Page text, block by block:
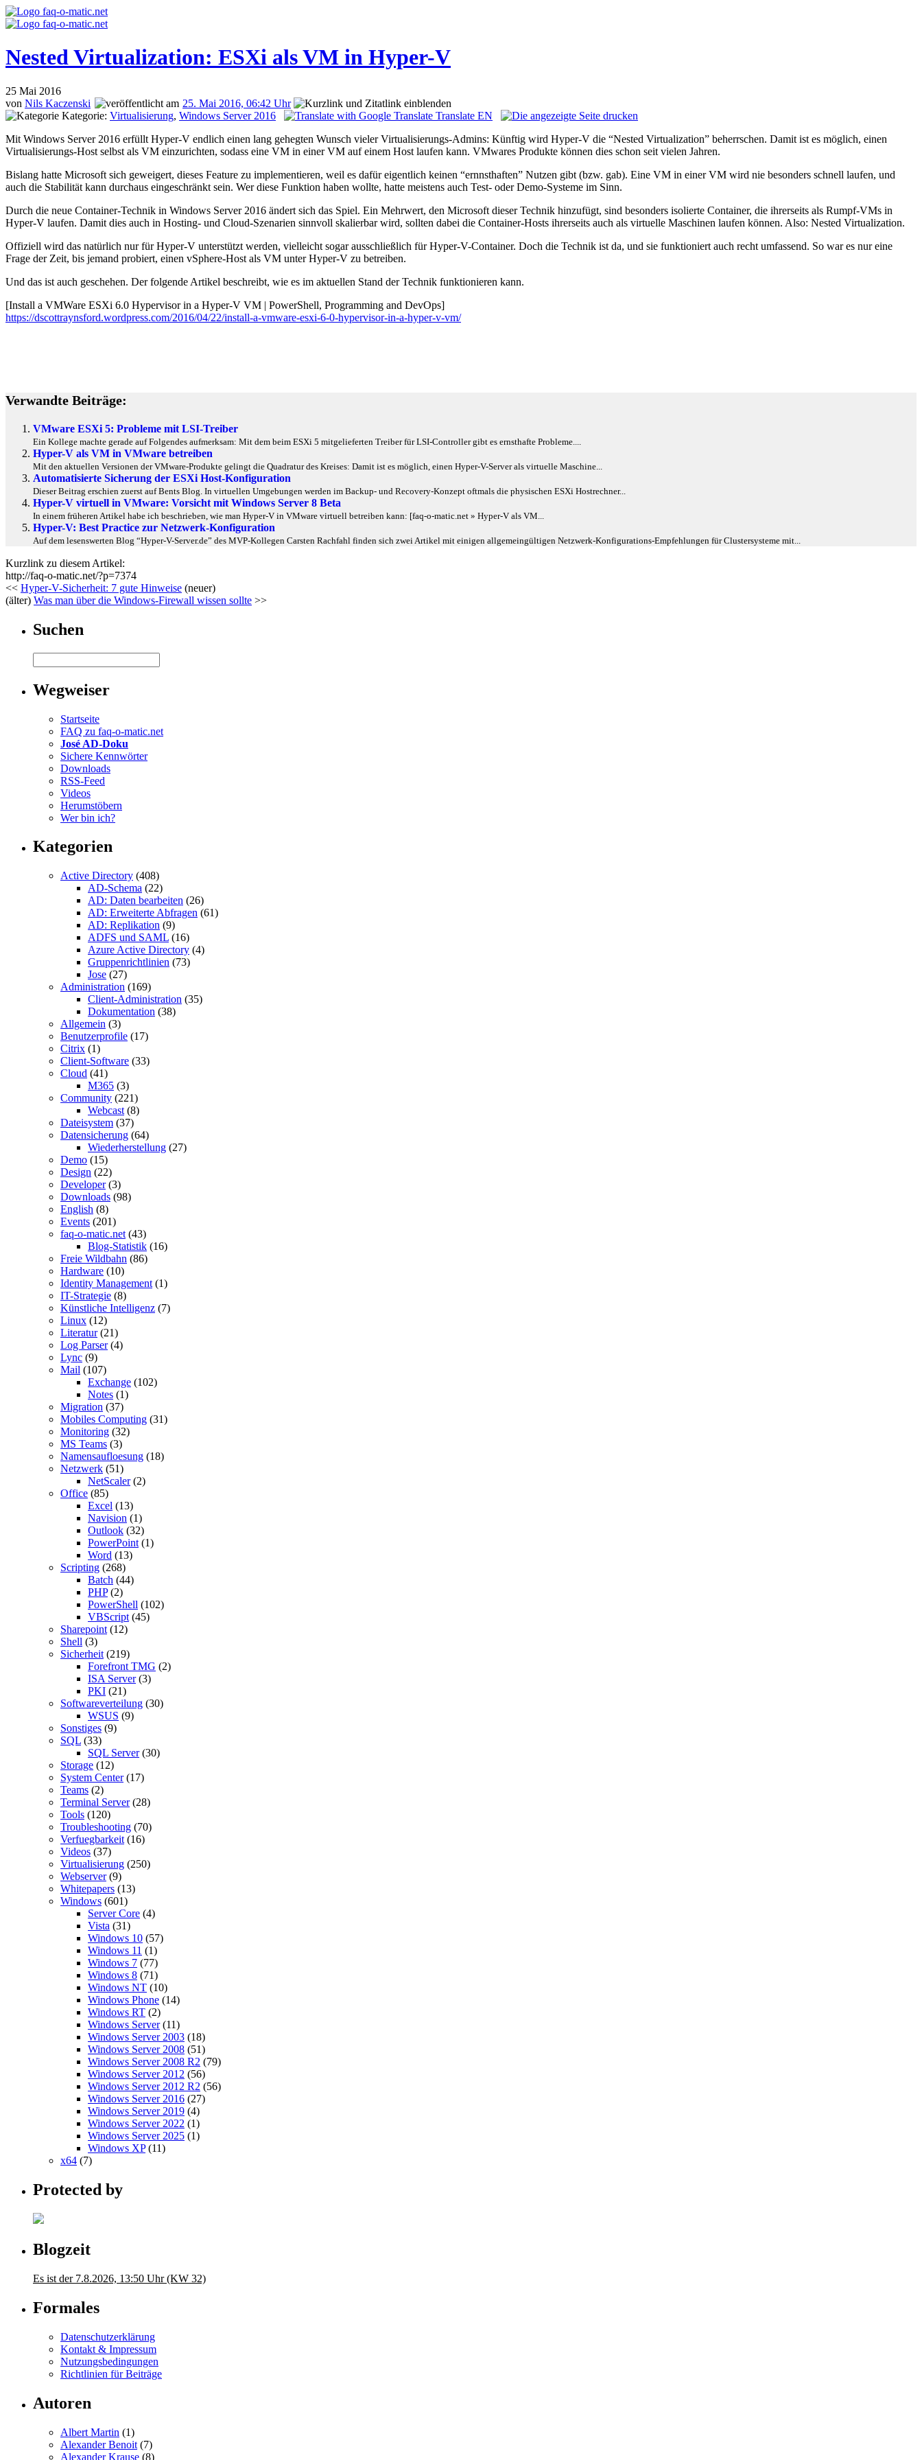
Nested Virtualization: ESXi als VM in Hyper-V
25 Mai 2016
von Nils Kaczenski
25. Mai 2016, 06:42 Uhr
Kategorie: Virtualisierung, Windows Server 2016
Translate EN
Mit Windows Server 2016 erfüllt Hyper-V endlich einen lang gehegten Wunsch vieler Virtualisierungs-Admins: Künftig wird Hyper-V die “Nested Virtualization” beherrschen. Damit ist es möglich, einen
Virtualisierungs-Host selbst als VM einzurichten, sodass eine VM in einer VM auf einem Host laufen kann. VMwares Produkte können dies schon seit vielen Jahren.
Bislang hatte Microsoft sich geweigert, dieses Feature zu implementieren, weil es dafür eigentlich keinen “ernnsthaften” Nutzen gibt (bzw. gab). Eine VM in einer VM wird nie besonders schnell laufen, und
auch die Stabilität kann durchaus eingeschränkt sein. Wer diese Funktion haben wollte, hatte meistens auch Test- oder Demo-Systeme im Sinn.
Durch die neue Container-Technik in Windows Server 2016 ändert sich das Spiel. Ein Mehrwert, den Microsoft dieser Technik hinzufügt, sind besonders isolierte Container, die ihrerseits als Rumpf-VMs in
Hyper-V laufen. Damit dies auch in Hosting- und Cloud-Szenarien sinnvoll skalierbar wird, sollten dabei die Container-Hosts ihrerseits auch als virtuelle Maschinen laufen können. Also: Nested Virtualization.
Offiziell wird das natürlich nur für Hyper-V unterstützt werden, vielleicht sogar ausschließlich für Hyper-V-Container. Doch die Technik ist da, und sie funktioniert auch recht umfassend. So war es nur eine
Frage der Zeit, bis jemand probiert, einen vSphere-Host als VM unter Hyper-V zu betreiben.
Und das ist auch geschehen. Der folgende Artikel beschreibt, wie es im aktuellen Stand der Technik funktionieren kann.
[Install a VMWare ESXi 6.0 Hypervisor in a Hyper-V VM | PowerShell, Programming and DevOps]
https://dscottraynsford.wordpress.com/2016/04/22/install-a-vmware-esxi-6-0-hypervisor-in-a-hyper-v-vm/
Verwandte Beiträge:
VMware ESXi 5: Probleme mit LSI-Treiber
Ein Kollege machte gerade auf Folgendes aufmerksam: Mit dem beim ESXi 5 mitgelieferten Treiber für LSI-Controller gibt es ernsthafte Probleme....
Hyper-V als VM in VMware betreiben
Mit den aktuellen Versionen der VMware-Produkte gelingt die Quadratur des Kreises: Damit ist es möglich, einen Hyper-V-Server als virtuelle Maschine...
Automatisierte Sicherung der ESXi Host-Konfiguration
Dieser Beitrag erschien zuerst auf Bents Blog. In virtuellen Umgebungen werden im Backup- und Recovery-Konzept oftmals die physischen ESXi Hostrechner...
Hyper-V virtuell in VMware: Vorsicht mit Windows Server 8 Beta
In einem früheren Artikel habe ich beschrieben, wie man Hyper-V in VMware virtuell betreiben kann: [faq-o-matic.net » Hyper-V als VM...
Hyper-V: Best Practice zur Netzwerk-Konfiguration
Auf dem lesenswerten Blog “Hyper-V-Server.de” des MVP-Kollegen Carsten Rachfahl finden sich zwei Artikel mit einigen allgemeingültigen Netzwerk-Konfigurations-Empfehlungen für Clustersysteme mit...
Kurzlink zu diesem Artikel:
http://faq-o-matic.net/?p=7374
<< Hyper-V-Sicherheit: 7 gute Hinweise (neuer)
(älter) Was man über die Windows-Firewall wissen sollte >>
Suchen
Wegweiser
Startseite
FAQ zu faq-o-matic.net
José AD-Doku
Sichere Kennwörter
Downloads
RSS-Feed
Videos
Herumstöbern
Wer bin ich?
Kategorien
Active Directory (408)
AD-Schema (22)
AD: Daten bearbeiten (26)
AD: Erweiterte Abfragen (61)
AD: Replikation (9)
ADFS und SAML (16)
Azure Active Directory (4)
Gruppenrichtlinien (73)
Jose (27)
Administration (169)
Client-Administration (35)
Dokumentation (38)
Allgemein (3)
Benutzerprofile (17)
Citrix (1)
Client-Software (33)
Cloud (41)
M365 (3)
Community (221)
Webcast (8)
Dateisystem (37)
Datensicherung (64)
Wiederherstellung (27)
Demo (15)
Design (22)
Developer(3)
Downloads (98)
English (8)
Events (201)
faq-o-matic.net (43)
Blog-Statistik (16)
Freie Wildbahn (86)
Hardware (10)
Identity Management (1)
IT-Strategie (8)
Künstliche Intelligenz (7)
Linux (12)
Literatur(21)
Log Parser(4)
Lync (9)
Mail (107)
Exchange (102)
Notes (1)
Migration (37)
Mobiles Computing (31)
Monitoring (32)
MS Teams (3)
Namensaufloesung (18)
Netzwerk (51)
NetScaler(2)
Office (85)
Excel (13)
Navision (1)
Outlook (32)
PowerPoint (1)
Word (13)
Scripting (268)
Batch (44)
PHP(2)
PowerShell (102)
VBScript (45)
Sharepoint (12)
Shell (3)
Sicherheit (219)
Forefront TMG (2)
ISA Server(3)
PKI (21)
Softwareverteilung (30)
WSUS (9)
Sonstiges (9)
SQL (33)
SQL Server(30)
Storage (12)
System Center(17)
Teams (2)
Terminal Server(28)
Tools (120)
Troubleshooting (70)
Verfuegbarkeit (16)
Videos (37)
Virtualisierung (250)
Webserver(9)
Whitepapers (13)
Windows (601)
Server Core (4)
Vista (31)
Windows 10 (57)
Windows 11 (1)
Windows 7 (77)
Windows 8 (71)
Windows NT (10)
Windows Phone (14)
Windows RT (2)
Windows Server(11)
Windows Server 2003 (18)
Windows Server 2008 (51)
Windows Server 2008 R2 (79)
Windows Server 2012 (56)
Windows Server 2012 R2 (56)
Windows Server 2016 (27)
Windows Server 2019 (4)
Windows Server 2022 (1)
Windows Server 2025 (1)
Windows XP(11)
x64 (7)
Protected by
Blogzeit
Es ist der 7.8.2026, 13:50 Uhr (KW 32)
Formales
Datenschutzerklärung
Kontakt & Impressum
Nutzungsbedingungen
Richtlinien für Beiträge
Autoren
Albert Martin (1)
Alexander Benoit (7)
Alexander Krause (8)